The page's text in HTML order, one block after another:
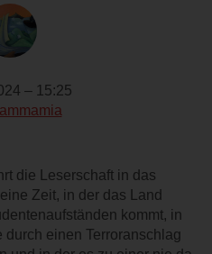
– 15:25
die Leserschaft in das
Zeit, in der das Land
kommt, in
einen Terroranschlag